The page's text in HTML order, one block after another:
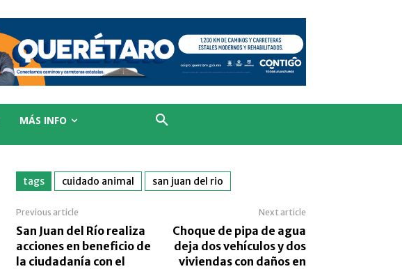
MÁS INFO
tags cuidado animal san juan del rio
Previous article
San Juan del Río realiza
acciones en beneficio de
la ciudadanía con el
Next article
Choque de pipa de agua
deja dos vehículos y dos
viviendas con daños en